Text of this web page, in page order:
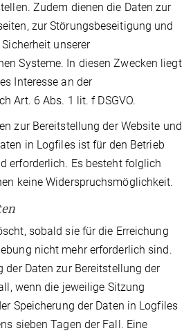
Zudem dienen die Daten zur
zur Störungsbeseitigung und
unserer
Systeme. In diesen Zwecken liegt
Interesse an der
Art. 6 Abs. 1 lit. f DSGVO.
zur Bereitstellung der Website und
in Logfiles ist für den Betrieb
erforderlich. Es besteht folglich
keine Widerspruchsmöglichkeit.
sobald sie für die Erreichung
nicht mehr erforderlich sind.
der Daten zur Bereitstellung der
wenn die jeweilige Sitzung
Speicherung der Daten in Logfiles
sieben Tagen der Fall. Eine